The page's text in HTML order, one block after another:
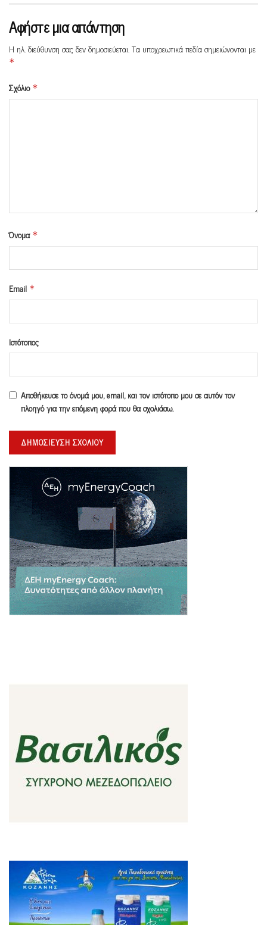
Αφήστε μια απάντηση
Η ηλ. διεύθυνση σας δεν δημοσιεύεται.Τα υποχρεωτικά πεδία σημειώνονται με
*
Σχόλιο *
Όνομα *
Email *
Ιστότοπος
Αποθήκευσε το όνομά μου, email, και τον ιστότοπο μου σε αυτόν τον
πλοηγό για την επόμενη φορά που θα σχολιάσω.